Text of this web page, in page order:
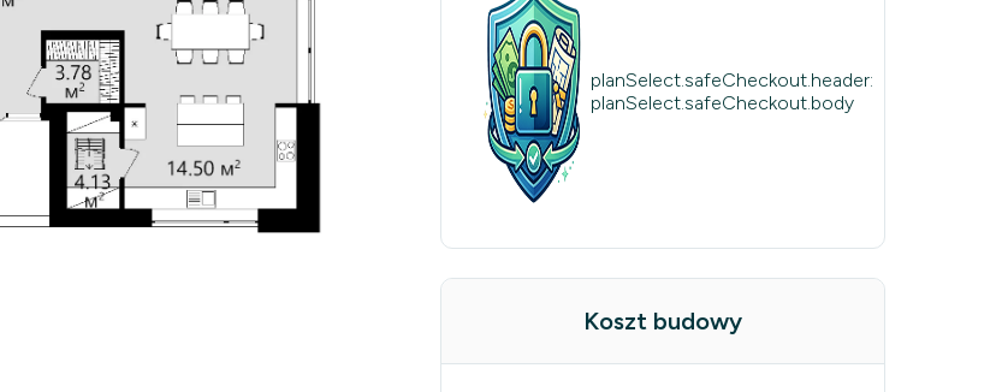
planSelect.safeCheckout.header:
planSelect.safeCheckout.body
Koszt budowy